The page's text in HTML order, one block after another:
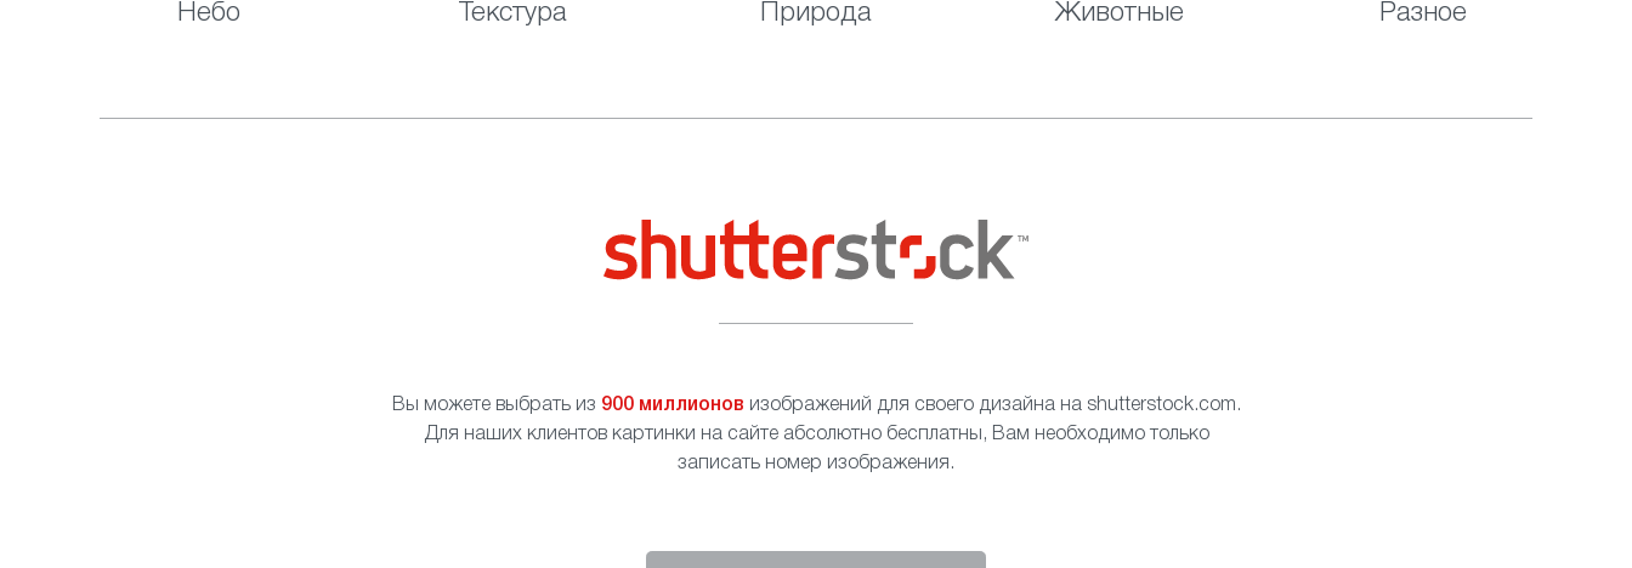
Небо Текстура Природа Животные Разное
Вы можете выбрать из 900 миллионов изображений для своего дизайна на shutterstock.com.
Для наших клиентов картинки на сайте абсолютно бесплатны, Вам необходимо только
записать номер изображения.